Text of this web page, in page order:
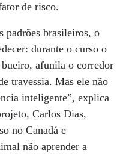
de risco.
padrões brasileiros, o
durante o curso o
afunila o corredor
travessia. Mas ele não
inteligente”, explica
Carlos Dias,
no Canadá e
não aprender a